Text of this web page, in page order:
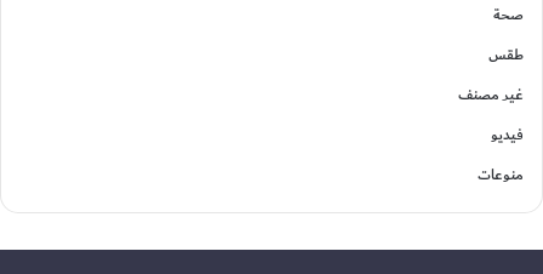
صحة
طقس
غير مصنف
فيديو
منوعات